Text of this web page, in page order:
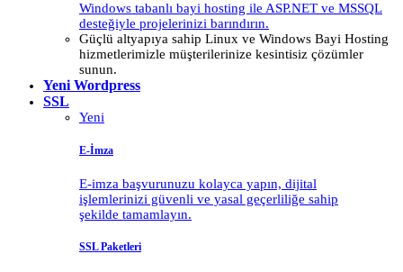
Windows tabanlı bayi hosting ile ASP.NET ve MSSQL
desteğiyle projelerinizi barındırın.
Güçlü altyapıya sahip Linux ve Windows Bayi Hosting
hizmetlerimizle müşterilerinize kesintisiz çözümler
sunun.
Yeni Wordpress
SSL
Yeni
E-İmza
E-imza başvurunuzu kolayca yapın, dijital
işlemlerinizi güvenli ve yasal geçerliliğe sahip
şekilde tamamlayın.
SSL Paketleri